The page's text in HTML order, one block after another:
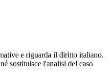
e riguarda il diritto italiano.
sostituisce l'analisi del caso